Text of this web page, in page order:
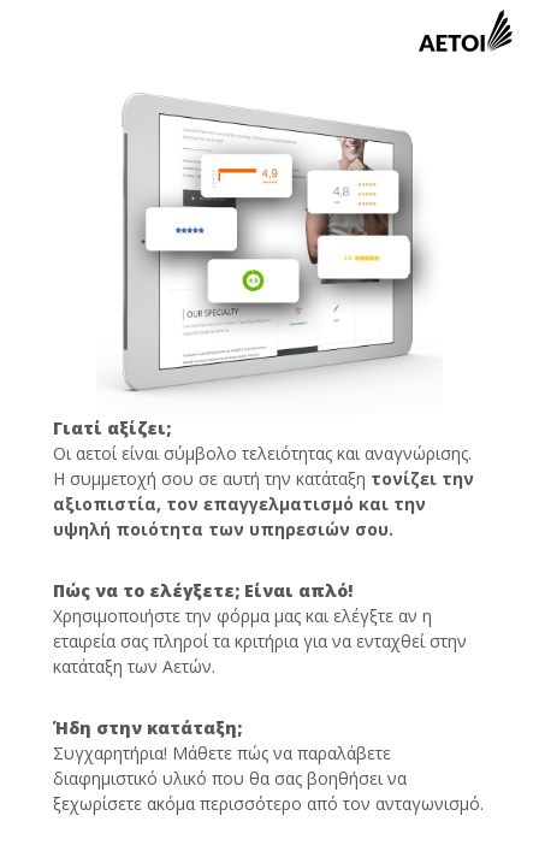
Γιατί αξίζει;
Οι αετοί είναι σύμβολο τελειότητας και αναγνώρισης.
Η συμμετοχή σου σε αυτή την κατάταξη τονίζει την
αξιοπιστία, τον επαγγελματισμό και την
υψηλή ποιότητα των υπηρεσιών σου.
Πώς να το ελέγξετε; Είναι απλό!
Χρησιμοποιήστε την φόρμα μας και ελέγξτε αν η
εταιρεία σας πληροί τα κριτήρια για να ενταχθεί στην
κατάταξη των Αετών.
Ήδη στην κατάταξη;
Συγχαρητήρια! Μάθετε πώς να παραλάβετε
διαφημιστικό υλικό που θα σας βοηθήσει να
ξεχωρίσετε ακόμα περισσότερο από τον ανταγωνισμό.